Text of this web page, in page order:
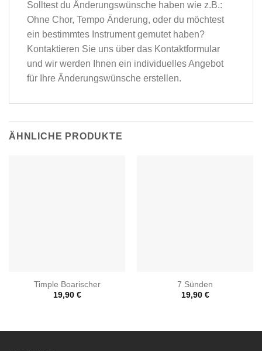
Solltest du Änderungswünsche haben wie z.B.:
Ohne Chor, Tempo Änderung, oder du möchtest
ein bestimmtes Instrument gemutet haben?
Kontaktieren Sie uns über das Kontaktformular
und wir werden Ihnen ein individuelles Angebot
für Ihre Änderungswünsche erstellen.
ÄHNLICHE PRODUKTE
Timple Boarischer
19,90 €
7 Sünden
19,90 €